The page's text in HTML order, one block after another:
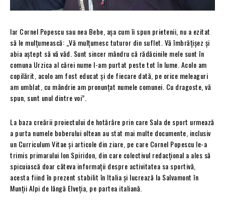
Iar Cornel Popescu sau nea Bebe, așa cum îi spun prietenii, nu a ezitat
să le mulțumească: „Vă mulțumesc tuturor din suflet. Vă îmbrățișez și
abia aștept să vă văd. Sunt sincer mândru că rădăcinile mele sunt în
comuna Urzica al cărei nume l-am purtat peste tot în lume. Acolo am
copilărit, acolo am fost educat și de fiecare dată, pe orice meleaguri
am umblat, cu mândrie am pronunțat numele comunei. Cu dragoste, vă
spun, sunt unul dintre voi”.
La baza creării proiectului de hotărâre prin care Sala de sport urmează
a purta numele boberului oltean au stat mai multe documente, inclusiv
un Curriculum Vitae și articole din ziare, pe care Cornel Popescu le-a
trimis primarului Ion Spiridon, din care colectivul redacțional a ales să
spicuiască doar câteva informații despre activitatea sa sportivă,
acesta fiind în prezent stabilit în Italia și lucrează la Salvamont în
Munții Alpi de lângă Elveția, pe partea italiană.